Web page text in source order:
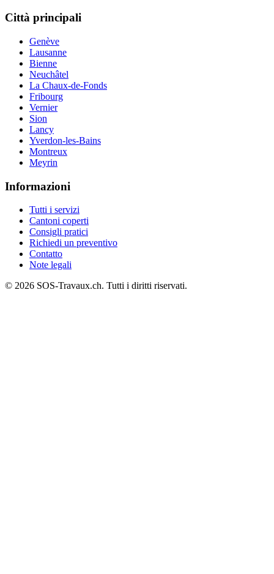
Città principali
Genève
Lausanne
Bienne
Neuchâtel
La Chaux-de-Fonds
Fribourg
Vernier
Sion
Lancy
Yverdon-les-Bains
Montreux
Meyrin
Informazioni
Tutti i servizi
Cantoni coperti
Consigli pratici
Richiedi un preventivo
Contatto
Note legali
© 2026 SOS-Travaux.ch. Tutti i diritti riservati.